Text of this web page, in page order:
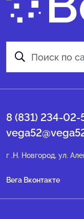
8 (831) 234-02-
г .Н. Новгород, ул.
Вега Вконтакте